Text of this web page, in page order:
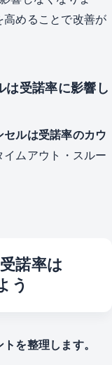
めることで改善が
は受諾率に影響し
ルは受諾率のカウ
ムアウト・スルー
諾率は
う
を整理します。